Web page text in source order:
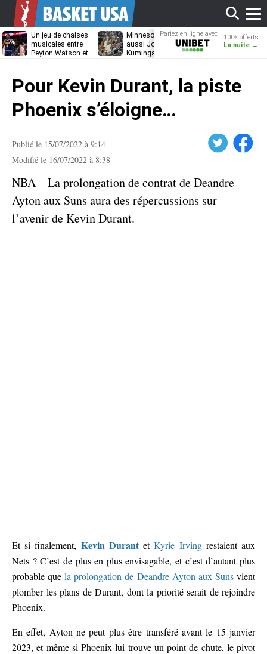
Un jeu de chaises
musicales entre
Peyton Watson et
Minnesota cible
aussi Jonathan
Kuminga
Les Pelicans
reviennent à
Pariez en ligne avec
Unibet
100€ offerts
La suite →
Pour Kevin Durant, la piste
Phoenix s’éloigne…
Publié le 15/07/2022 à 9:14
Modifié le 16/07/2022 à 8:38
Facebook
NBA – La prolongation de contrat de Deandre
Ayton aux Suns aura des répercussions sur
l’avenir de Kevin Durant.
Et si finalement, Kevin DurantetKyrie Irvingrestaient aux
Nets ? C’est de plus en plus envisagable, et c’est d’autant plus
probable quela prolongation de Deandre Ayton aux Sunsvient
plomber les plans de Durant, dont la priorité serait de rejoindre
Phoenix.
En effet, Ayton ne peut plus être transféré avant le 15 janvier
2023, et même si Phoenix lui trouve un point de chute, le pivot